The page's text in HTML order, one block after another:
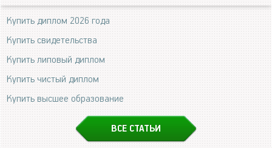
Купить диплом 2026 года
Купить свидетельства
Купить липовый диплом
Купить чистый диплом
Купить высшее образование
ВСЕ СТАТЬИ